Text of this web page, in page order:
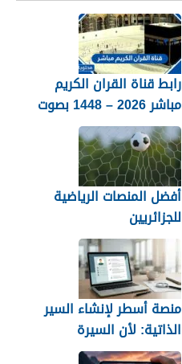
رابط قناة القران الكريم
مباشر 2026 – 1448 بصوت
جميل
أفضل المنصات الرياضية
للجزائريين
منصة أسطر لإنشاء السير
الذاتية: لأن السيرة
العشوائية لن تمنحك وظيفة